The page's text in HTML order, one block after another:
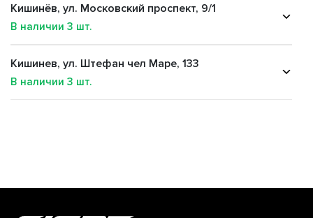
Кишинёв, ул. Московский проспект, 9/1
В наличии 3 шт.
Кишинев, ул. Штефан чел Маре, 133
В наличии 3 шт.